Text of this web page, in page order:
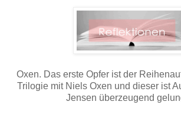
Oxen. Das erste Opfer ist der
Trilogie mit Niels Oxen und dieser ist
Jensen überzeugend